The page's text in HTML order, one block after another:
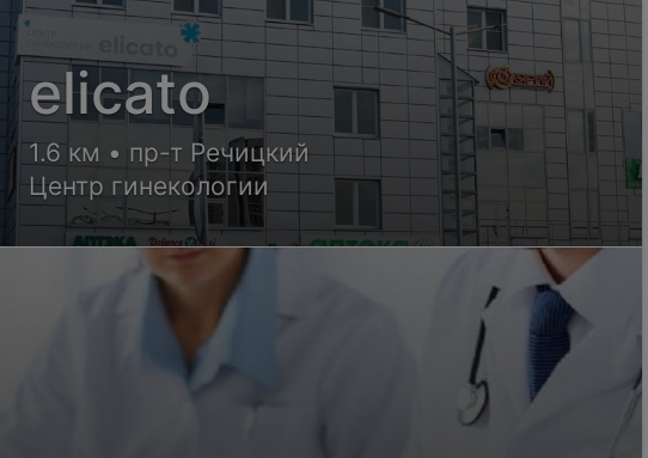
elicato
1.6 км • пр-т Речицкий
Центр гинекологии